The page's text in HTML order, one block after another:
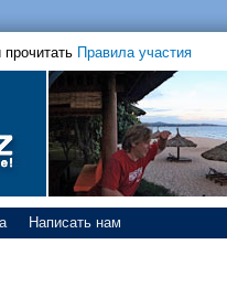
прочитать Правила участия
Написать нам